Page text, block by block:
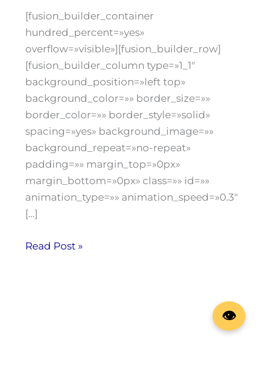
[fusion_builder_container
hundred_percent=»yes»
overflow=»visible»][fusion_builder_row]
[fusion_builder_column type=»1_1″
background_position=»left top»
background_color=»» border_size=»»
border_color=»» border_style=»solid»
spacing=»yes» background_image=»»
background_repeat=»no-repeat»
padding=»» margin_top=»0px»
margin_bottom=»0px» class=»» id=»»
animation_type=»» animation_speed=»0.3″
[…]
Read Post »